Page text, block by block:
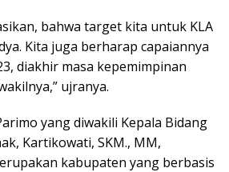
bahwa target kita untuk KLA
Kita juga berharap capaiannya
diakhir masa kepemimpinan
ujranya.
yang diwakili Kepala Bidang
Kartikowati, SKM., MM,
kabupaten yang berbasis